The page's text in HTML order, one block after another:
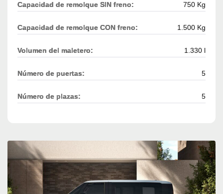
Capacidad de remolque SIN freno: 750 Kg
Capacidad de remolque CON freno: 1.500 Kg
Volumen del maletero: 1.330 l
Número de puertas: 5
Número de plazas: 5